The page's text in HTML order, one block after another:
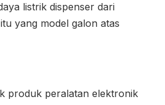
listrik dispenser dari
yang model galon atas
produk peralatan elektronik